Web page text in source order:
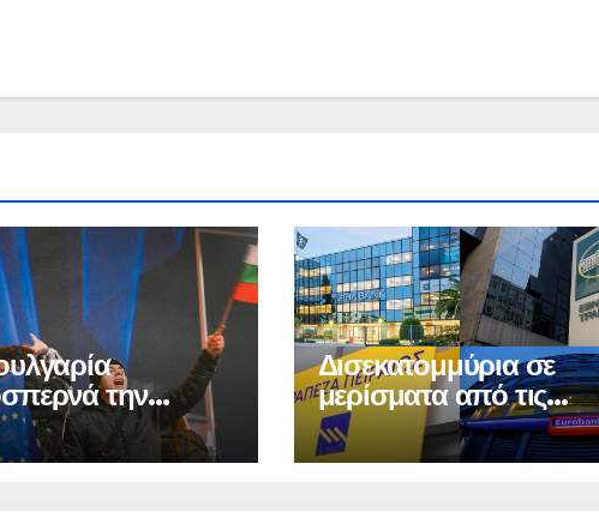
την
στην
Δισεκατομμύρια σε
μερίσματα από τις
τράπεζες